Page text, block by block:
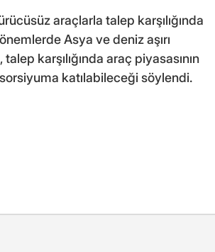
araçlarla talep karşılığında
Asya ve deniz aşırı
karşılığında araç piyasasının
katılabileceği söylendi.